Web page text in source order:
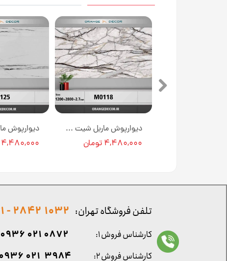
۴,۴۸۰,۰۰۰ تومان
دیوارپوش ماربل شیت کد M0118 [انبار تهران]
۴,۴۸۰,۰۰۰ تومان
تلفن فروشگاه تهران: 1032 2842 - 021
کارشناس فروش ۱: 0872 021 0936
کارشناس فروش ۲:
۳۹۸۴ ۰۲۱ ۰۹۳۶